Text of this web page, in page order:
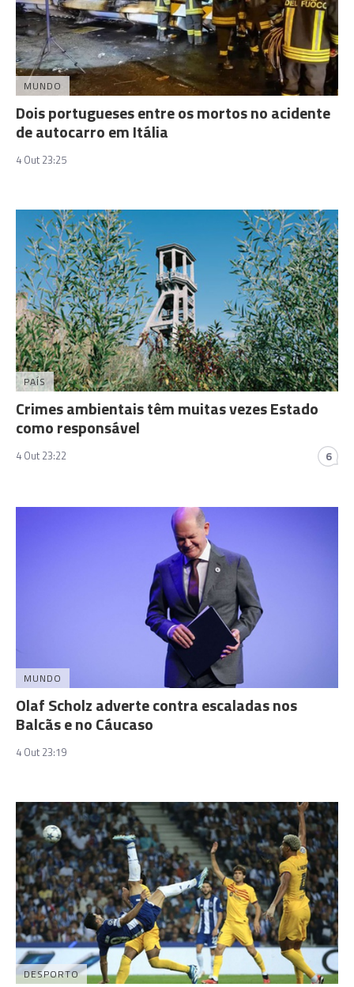
MUNDO
Dois portugueses entre os mortos no acidente
de autocarro em Itália
4 Out 23:25
PAÍS
Crimes ambientais têm muitas vezes Estado
como responsável
4 Out 23:22 6
MUNDO
Olaf Scholz adverte contra escaladas nos
Balcãs e no Cáucaso
4 Out 23:19
DESPORTO